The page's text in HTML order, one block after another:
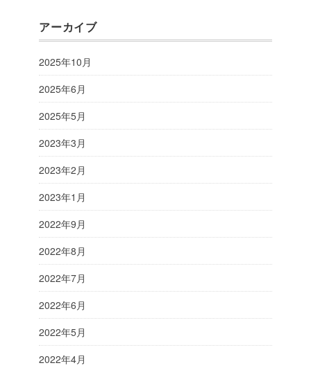
アーカイブ
2025年10月
2025年6月
2025年5月
2023年3月
2023年2月
2023年1月
2022年9月
2022年8月
2022年7月
2022年6月
2022年5月
2022年4月